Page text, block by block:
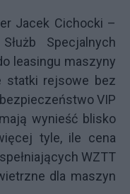
Jacek Cichocki –
Specjalnych
leasingu maszyny
statki rejsowe bez
VIP
wynieść blisko
tyle, ile cena
WZTT
dla maszyn